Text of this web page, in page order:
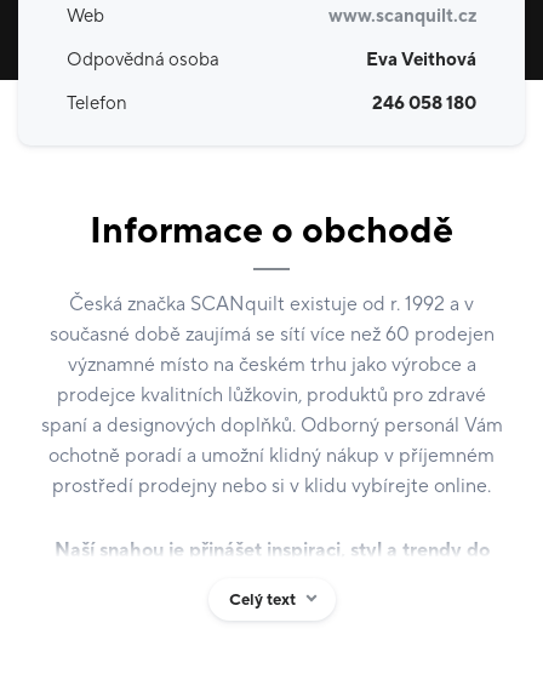
Web
www.scanquilt.cz
Odpovědná osoba
Eva Veithová
Telefon
246 058 180
Informace o obchodě
Česká značka SCANquilt existuje od r. 1992 a v
současné době zaujímá se sítí více než 60 prodejen
významné místo na českém trhu jako výrobce a
prodejce kvalitních lůžkovin, produktů pro zdravé
spaní a designových doplňků. Odborný personál Vám
ochotně poradí a umožní klidný nákup v příjemném
prostředí prodejny nebo si v klidu vybírejte online.
Naší snahou je přinášet inspiraci, styl a trendy do
světových návrhářů moderní i tradiční vzory na ložní
Celý text